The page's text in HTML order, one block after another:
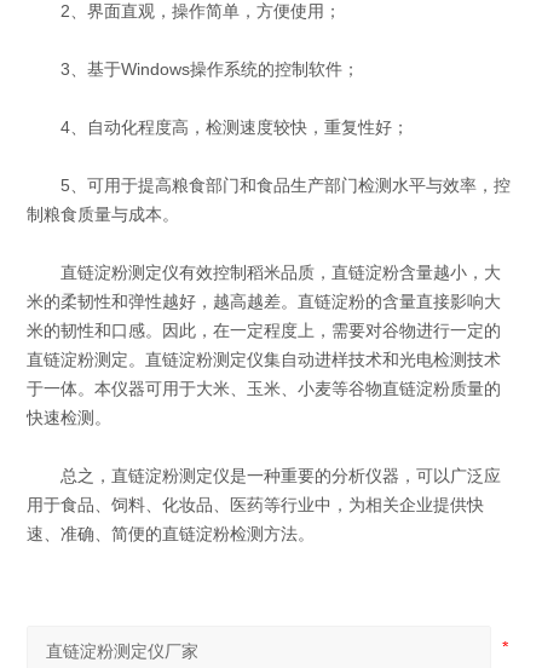
2、界面直观，操作简单，方便使用；
3、基于Windows操作系统的控制软件；
4、自动化程度高，检测速度较快，重复性好；
5、可用于提高粮食部门和食品生产部门检测水平与效率，控
制粮食质量与成本。
直链淀粉测定仪有效控制稻米品质，直链淀粉含量越小，大
米的柔韧性和弹性越好，越高越差。直链淀粉的含量直接影响大
米的韧性和口感。因此，在一定程度上，需要对谷物进行一定的
直链淀粉测定。直链淀粉测定仪集自动进样技术和光电检测技术
于一体。本仪器可用于大米、玉米、小麦等谷物直链淀粉质量的
快速检测。
总之，直链淀粉测定仪是一种重要的分析仪器，可以广泛应
用于食品、饲料、化妆品、医药等行业中，为相关企业提供快
速、准确、简便的直链淀粉检测方法。